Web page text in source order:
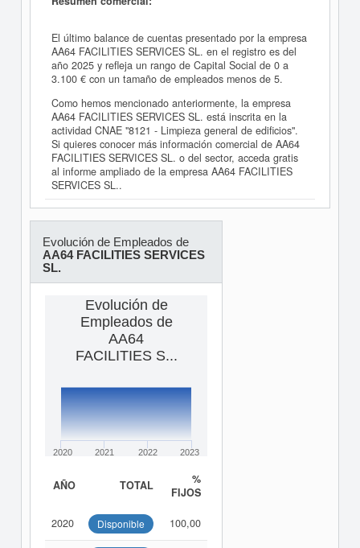
El último balance de cuentas presentado por la empresa
AA64 FACILITIES SERVICES SL. en el registro es del
año 2025 y refleja un rango de Capital Social de 0 a
3.100 € con un tamaño de empleados menos de 5.
Como hemos mencionado anteriormente, la empresa
AA64 FACILITIES SERVICES SL. está inscrita en la
actividad CNAE "8121 - Limpieza general de edificios".
Si quieres conocer más información comercial de AA64
FACILITIES SERVICES SL. o del sector, acceda gratis
al informe ampliado de la empresa AA64 FACILITIES
SERVICES SL..
Evolución de Empleados de
AA64 FACILITIES SERVICES
SL.
Evolución de
Empleados de
AA64
FACILITIES S...
2020 2021 2022 2023
AÑO TOTAL
%
FIJOS
2020 Disponible 100,00